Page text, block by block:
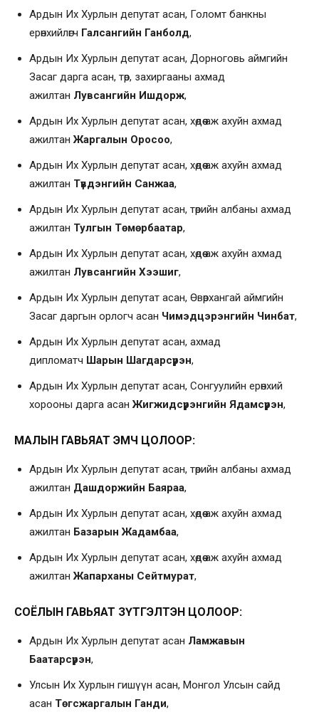
Ардын Их Хурлын депутат асан, Голомт банкны
ерөнхийлөгч Галсангийн Ганболд,
Ардын Их Хурлын депутат асан, Дорноговь аймгийн
Засаг дарга асан, төр, захиргааны ахмад
ажилтан Лувсангийн Ишдорж,
Ардын Их Хурлын депутат асан, хөдөө аж ахуйн ахмад
ажилтанЖаргалын Оросоо,
Ардын Их Хурлын депутат асан, хөдөө аж ахуйн ахмад
ажилтан Түвдэнгийн Санжаа,
Ардын Их Хурлын депутат асан, төрийн албаны ахмад
ажилтан Тулгын Төмөрбаатар,
Ардын Их Хурлын депутат асан, хөдөө аж ахуйн ахмад
ажилтан Лувсангийн Хээшиг,
Ардын Их Хурлын депутат асан, Өвөрхангай аймгийн
Засаг даргын орлогч асан Чимэдцэрэнгийн Чинбат,
Ардын Их Хурлын депутат асан, ахмад
дипломатч Шарын Шагдарсүрэн,
Ардын Их Хурлын депутат асан, Сонгуулийн ерөнхий
хорооны дарга асанЖигжидсүрэнгийн Ядамсүрэн,
МАЛЫН ГАВЬЯАТ ЭМЧ ЦОЛООР:
Ардын Их Хурлын депутат асан, төрийн албаны ахмад
ажилтан Дашдоржийн Баяраа,
Ардын Их Хурлын депутат асан, хөдөө аж ахуйн ахмад
ажилтан Базарын Жадамбаа,
Ардын Их Хурлын депутат асан, хөдөө аж ахуйн ахмад
ажилтанЖапарханы Сейтмурат,
СОЁЛЫН ГАВЬЯАТ ЗҮТГЭЛТЭН ЦОЛООР:
Ардын Их Хурлын депутат асан Ламжавын
Баатарсүрэн,
Улсын Их Хурлын гишүүн асан, Монгол Улсын сайд
асан Төгсжаргалын Ганди,